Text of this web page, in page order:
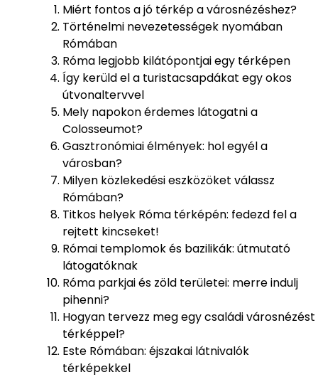
Miért fontos a jó térkép a városnézéshez?
Történelmi nevezetességek nyomában
Rómában
Róma legjobb kilátópontjai egy térképen
Így kerüld el a turistacsapdákat egy okos
útvonaltervvel
Mely napokon érdemes látogatni a
Colosseumot?
Gasztronómiai élmények: hol egyél a
városban?
Milyen közlekedési eszközöket válassz
Rómában?
Titkos helyek Róma térképén: fedezd fel a
rejtett kincseket!
Római templomok és bazilikák: útmutató
látogatóknak
Róma parkjai és zöld területei: merre indulj
pihenni?
Hogyan tervezz meg egy családi városnézést
térképpel?
Este Rómában: éjszakai látnivalók
térképekkel